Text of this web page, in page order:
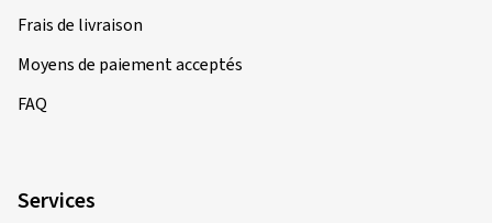
Frais de livraison
Moyens de paiement acceptés
FAQ
Services